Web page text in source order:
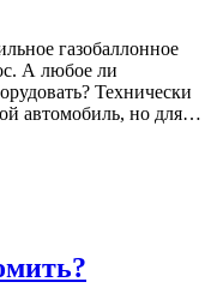
газобаллонное
А любое ли
Технически
автомобиль, но для…